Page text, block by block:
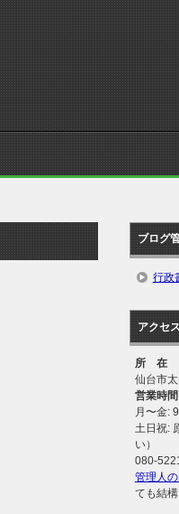
ブログ
行政
アクセ
所 在
仙台市
営業時間
月〜金:
土日祝:
い）
080-
管理人
ても結構